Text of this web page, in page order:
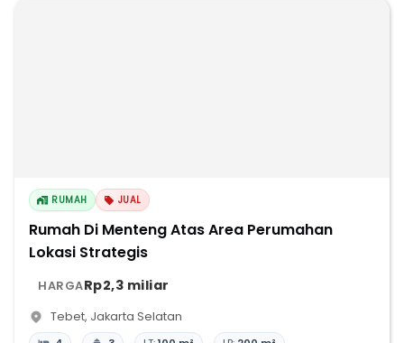
RUMAH JUAL
Rumah Di Menteng Atas Area Perumahan
Lokasi Strategis
HARGARp2,3 miliar
Tebet, Jakarta Selatan